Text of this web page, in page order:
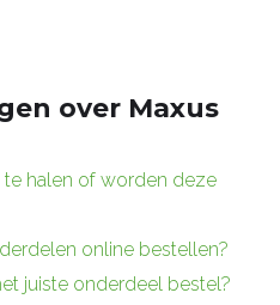
over Maxus
halen of worden deze
online bestellen?
juiste onderdeel bestel?